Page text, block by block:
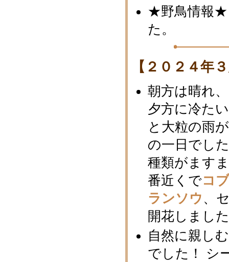
★野鳥情報★
た。
【２０２４年
朝方は晴れ
夕方に冷た
と大粒の雨
の一日でし
種類がます
番近くでコ
ランソウ、
開花しまし
自然に親し
でした！ シ